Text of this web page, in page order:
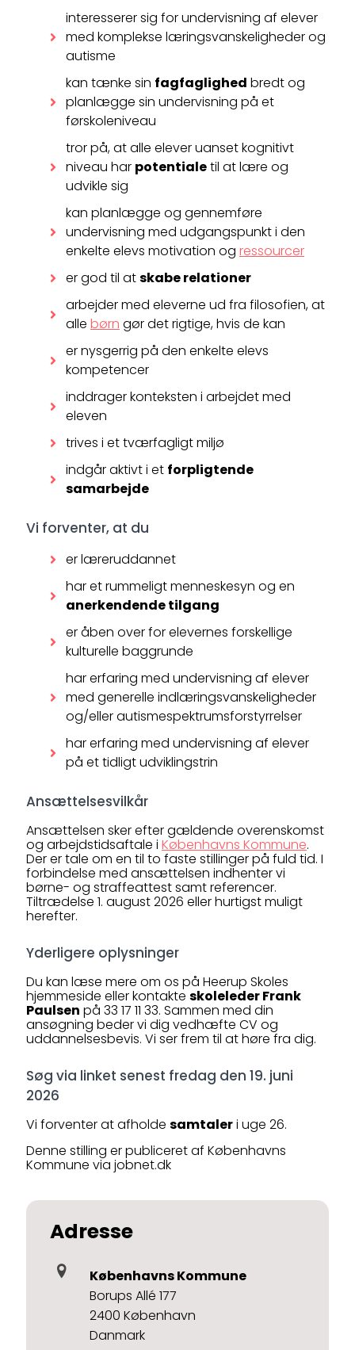
interesserer sig for undervisning af elever
med komplekse læringsvanskeligheder og
autisme
kan tænke sin fagfaglighed bredt og
planlægge sin undervisning på et
førskoleniveau
tror på, at alle elever uanset kognitivt
niveau har potentialetil at lære og
udvikle sig
kan planlægge og gennemføre
undervisning med udgangspunkt i den
enkelte elevs motivation og ressourcer
er god til atskabe relationer
arbejder med eleverne ud fra filosofien, at
alle børn gør det rigtige, hvis de kan
er nysgerrig på den enkelte elevs
kompetencer
inddrager konteksten i arbejdet med
eleven
trives i et tværfagligt miljø
indgår aktivt i et forpligtende
samarbejde
Vi forventer, at du
er læreruddannet
har et rummeligt menneskesyn og en
anerkendende tilgang
er åben over for elevernes forskellige
kulturelle baggrunde
har erfaring med undervisning af elever
med generelle indlæringsvanskeligheder
og/eller autismespektrumsforstyrrelser
har erfaring med undervisning af elever
på et tidligt udviklingstrin
Ansættelsesvilkår
Ansættelsen sker efter gældende overenskomst
og arbejdstidsaftale i Københavns Kommune.
Der er tale om en til to faste stillinger på fuld tid. I
forbindelse med ansættelsen indhenter vi
børne- og straffeattest samt referencer.
Tiltrædelse 1. august 2026 eller hurtigst muligt
herefter.
Yderligere oplysninger
Du kan læse mere om os på Heerup Skoles
hjemmeside eller kontakte skoleleder Frank
Paulsen på 33 17 11 33. Sammen med din
ansøgning beder vi dig vedhæfte CV og
uddannelsesbevis. Vi ser frem til at høre fra dig.
Søg via linket senest fredag den 19. juni
2026
Vi forventer at afholde samtaleri uge 26.
Denne stilling er publiceret af Københavns
Kommune via jobnet.dk
Adresse
Københavns Kommune
Borups Allé 177
2400 København
Danmark